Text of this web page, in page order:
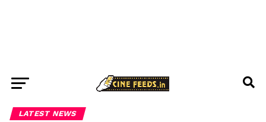
LATEST NEWS